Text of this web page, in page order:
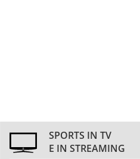
SPORTS IN TV
E IN STREAMING